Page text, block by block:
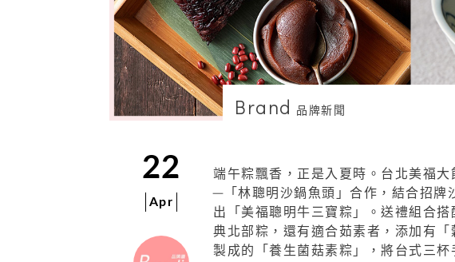
Brand 品牌新聞
22
Apr
端午粽飄香，正是入夏時。台北美福
─「林聰明沙鍋魚頭」合作，結合招牌
出「美福聰明牛三寶粽」。送禮組合搭
典北部粽，還有適合茹素者，添加有「
製成的「養生菌菇素粽」，將台式三杯